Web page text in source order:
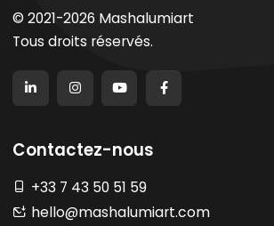
© 2021-2026 Mashalumiart
Tous droits réservés.
Contactez-nous
+33 7 43 50 51 59
hello@mashalumiart.com